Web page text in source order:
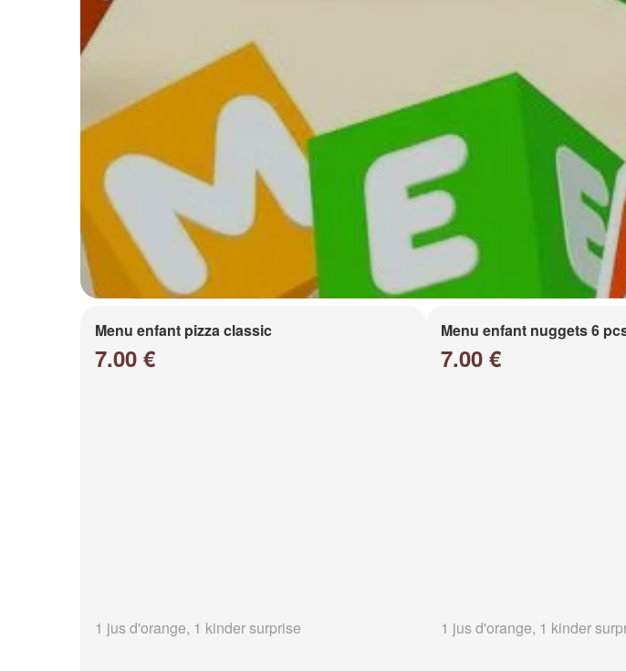
Menu enfant pizza classic
7.00 €
1 jus d'orange, 1 kinder surprise
Menu enfant nuggets 6
7.00 €
1 jus d'orange, 1 kinder